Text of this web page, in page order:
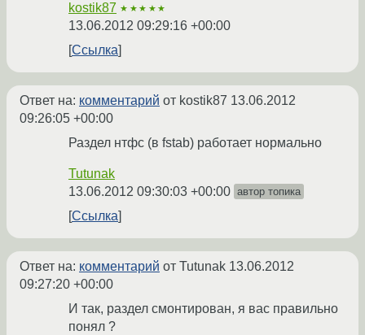
kostik87 ★★★★★
13.06.2012 09:29:16 +00:00
Ссылка
Ответ на: комментарий от kostik87 13.06.2012
09:26:05 +00:00
Раздел нтфс (в fstab) работает нормально
Tutunak
13.06.2012 09:30:03 +00:00 автор топика
Ссылка
Ответ на: комментарий от Tutunak 13.06.2012
09:27:20 +00:00
И так, раздел смонтирован, я вас правильно
понял ?